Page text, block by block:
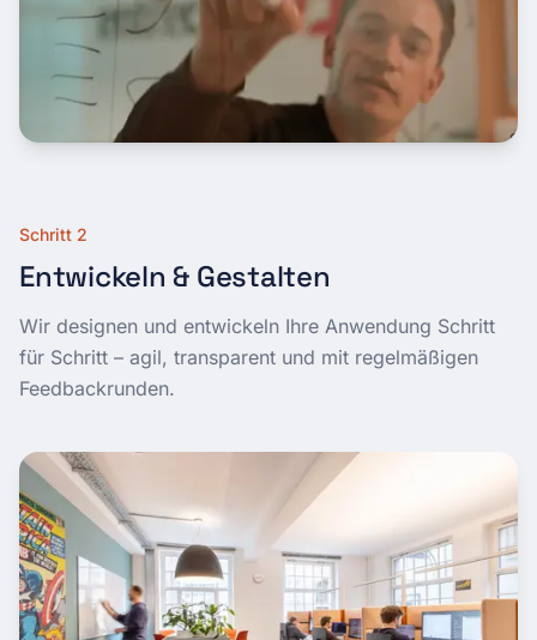
Schritt 2
Entwickeln & Gestalten
Wir designen und entwickeln Ihre Anwendung Schritt
für Schritt – agil, transparent und mit regelmäßigen
Feedbackrunden.